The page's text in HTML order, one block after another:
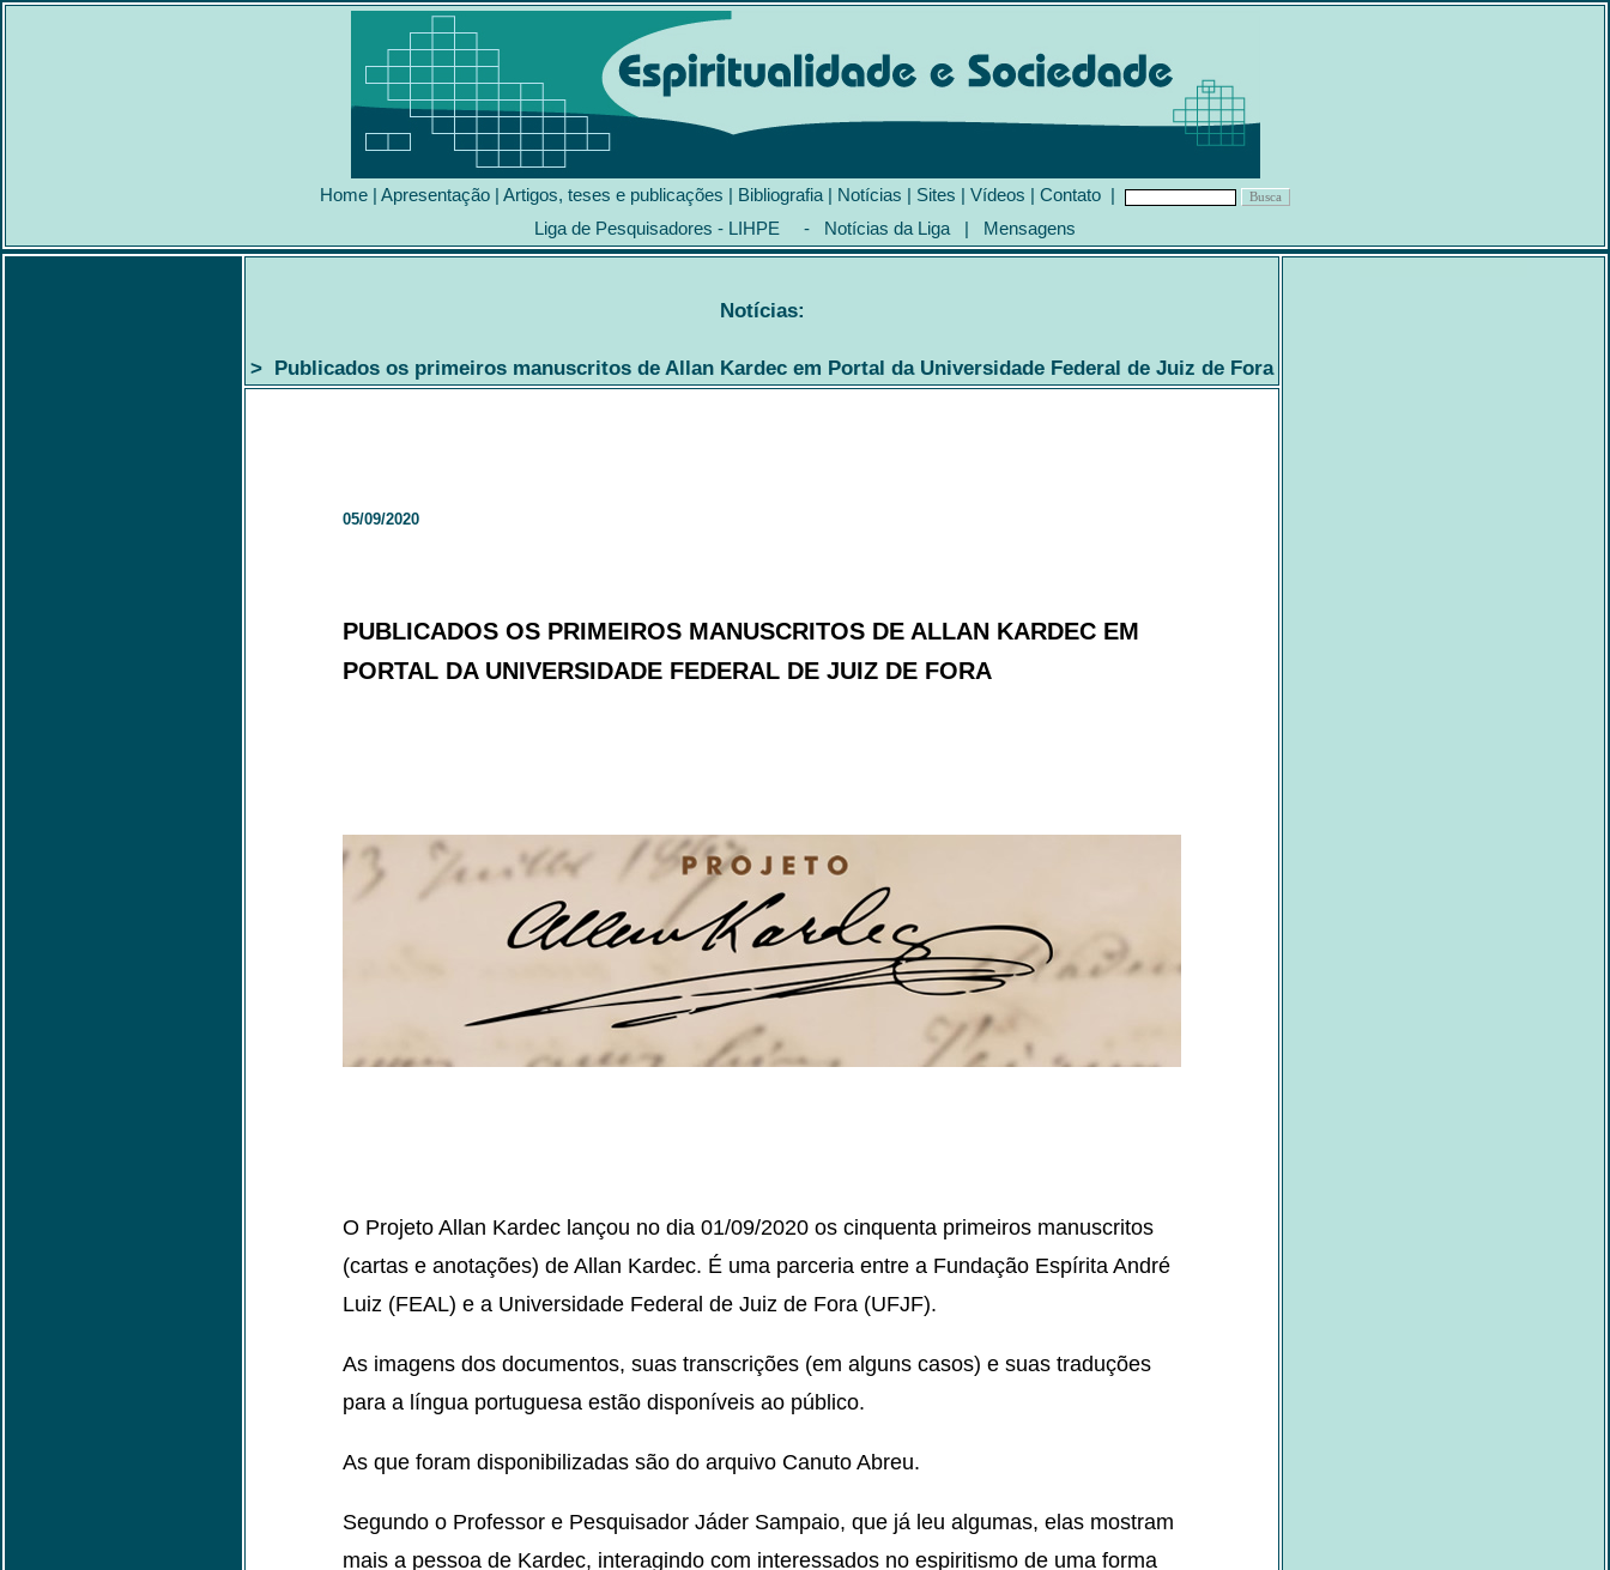
Home | Apresentação | Artigos, teses e publicações | Bibliografia | Notícias | Sites | Vídeos | Contato |
Liga de Pesquisadores - LIHPE - Notícias da Liga | Mensagens
Notícias:
> Publicados os primeiros manuscritos de Allan Kardec em Portal da Universidade Federal de Juiz de Fora
05/09/2020
PUBLICADOS OS PRIMEIROS MANUSCRITOS DE ALLAN KARDEC EM
PORTAL DA UNIVERSIDADE FEDERAL DE JUIZ DE FORA
O Projeto Allan Kardec lançou no dia 01/09/2020 os cinquenta primeiros manuscritos
(cartas e anotações) de Allan Kardec. É uma parceria entre a Fundação Espírita André
Luiz (FEAL) e a Universidade Federal de Juiz de Fora (UFJF).
As imagens dos documentos, suas transcrições (em alguns casos) e suas traduções
para a língua portuguesa estão disponíveis ao público.
As que foram disponibilizadas são do arquivo Canuto Abreu.
Segundo o Professor e Pesquisador Jáder Sampaio, que já leu algumas, elas mostram
mais a pessoa de Kardec, interagindo com interessados no espiritismo de uma forma